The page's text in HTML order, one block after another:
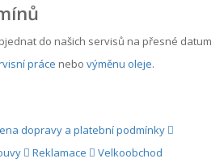
do našich servisů na přesné datum
práce nebo výměnu oleje.
dopravy a platební podmínky
Reklamace Velkoobchod